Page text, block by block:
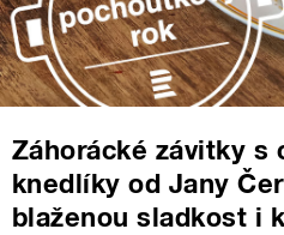
Záhorácké závitky s
knedlíky od Jany
blaženou sladkost i